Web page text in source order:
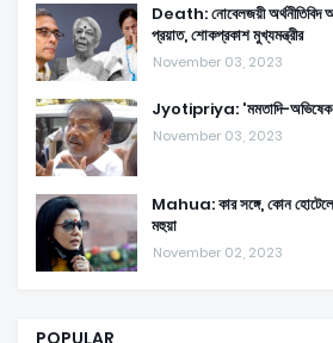
Death: নোবেলজয়ী অর্থনীতিবিদ
প্রয়াত, শোকপ্রকাশ মুখ্যমন্ত্রীর
November 03, 2023
Jyotipriya: 'মমতাদি-অভিষেক
November 03, 2023
Mahua: কার সঙ্গে, কোন
মহুয়া
November 02, 2023
POPULAR